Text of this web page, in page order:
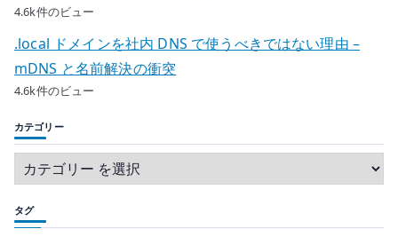
4.6k件のビュー
.local ドメインを社内 DNS で使うべきではない理由 –
mDNS と名前解決の衝突
4.6k件のビュー
カテゴリー
タグ